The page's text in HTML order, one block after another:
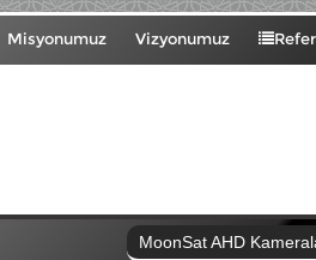
Misyonumuz Vizyonumuz
MoonSat AHD